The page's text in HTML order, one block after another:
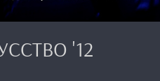
'12